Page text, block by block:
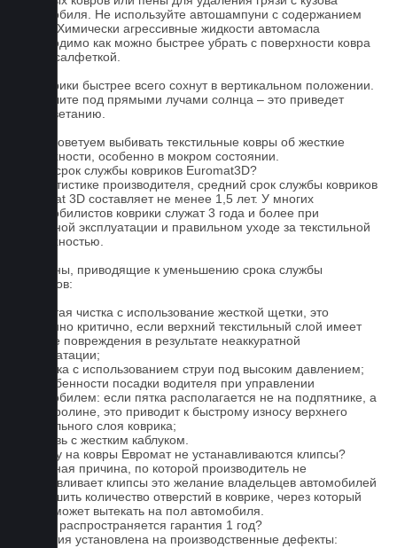
автомобиля. Не используйте автошампуни с содержанием
воска! Химически агрессивные жидкости автомасла
необходимо как можно быстрее убрать с поверхности ковра
сухой салфеткой.
4. Коврики быстрее всего сохнут в вертикальном положении.
Не сушите под прямыми лучами солнца – это приведет
к выцветанию.
5. Не советуем выбивать текстильные ковры об жесткие
поверхности, особенно в мокром состоянии.
Какой срок службы ковриков Euromat3D?
По статистике производителя, средний срок службы ковриков
Euromat 3D составляет не менее 1,5 лет. У многих
автомобилистов коврики служат 3 года и более при
бережной эксплуатации и правильном уходе за текстильной
поверхностью.
Причины, приводящие к уменьшению срока службы
ковриков:
1. Частая чистка с использование жесткой щетки, это
особенно критично, если верхний текстильный слой имеет
мелкие повреждения в результате неаккуратной
эксплуатации;
2. Мойка с использованием струи под высоким давлением;
3. Особенности посадки водителя при управлении
автомобилем: если пятка располагается не на подпятнике, а
на ковролине, это приводит к быстрому износу верхнего
текстильного слоя коврика;
4. Обувь с жестким каблуком.
Почему на ковры Евромат не устанавливаются клипсы?
Основная причина, по которой производитель не
устанавливает клипсы это желание владельцев автомобилей
уменьшить количество отверстий в коврике, через который
влага может вытекать на пол автомобиля.
На что распространяется гарантия 1 год?
Гарантия установлена на производственные дефекты: